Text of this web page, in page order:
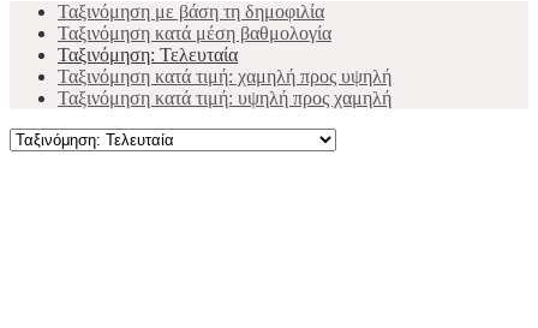
Ταξινόμηση με βάση τη δημοφιλία
Ταξινόμηση κατά μέση βαθμολογία
Ταξινόμηση: Τελευταία
Ταξινόμηση κατά τιμή: χαμηλή προς υψηλή
Ταξινόμηση κατά τιμή: υψηλή προς χαμηλή